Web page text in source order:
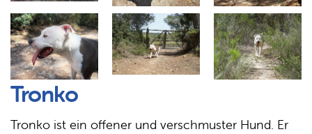
Tronko
Tronko ist ein offener und verschmuster Hund. Er